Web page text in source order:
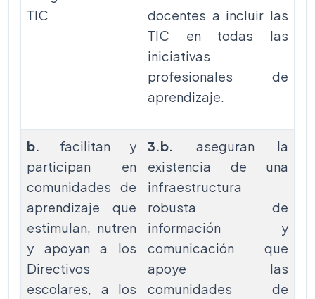
TIC
docentes a incluir las
TIC en todas las
iniciativas
profesionales de
aprendizaje.
b. facilitan y
participan en
comunidades de
aprendizaje que
estimulan, nutren
y apoyan a los
Directivos
escolares, a los
3.b. aseguran la
existencia de una
infraestructura
robusta de
información y
comunicación que
apoye las
comunidades de